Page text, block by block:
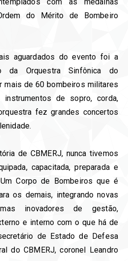
do Mérito de Bombeiro
aguardados do evento foi a
da Orquestra Sinfônica do
mais de 60 bombeiros militares
de sopro, corda,
fez grandes concertos
de CBMERJ, nunca tivemos
capacitada, preparada e
Corpo de Bombeiros que é
os demais, integrando novas
inovadores de gestão,
e interno com o que há de
de Estado de Defesa
do CBMERJ, coronel Leandro